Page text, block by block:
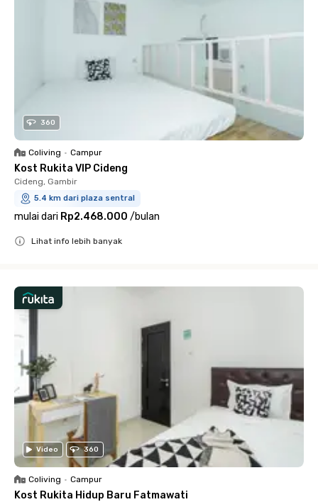
360
Coliving • Campur
Kost Rukita VIP Cideng
Cideng, Gambir
5.4 km dari plaza sentral
mulai dari Rp2.468.000 /bulan
Lihat info lebih banyak
Video 360
Coliving • Campur
Kost Rukita Hidup Baru Fatmawati